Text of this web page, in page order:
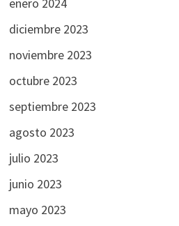
enero 2024
diciembre 2023
noviembre 2023
octubre 2023
septiembre 2023
agosto 2023
julio 2023
junio 2023
mayo 2023